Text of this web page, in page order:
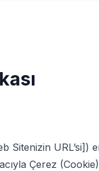
Sitenizin URL’si])
Çerez